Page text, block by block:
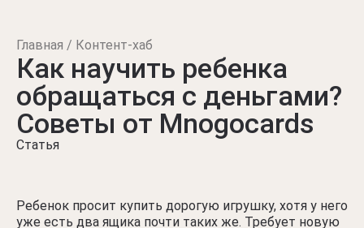
Главная Контент-хаб
Как научить ребенка
обращаться с деньгами?
Советы от Mnogocards
Статья
Ребенок просит купить дорогую игрушку, хотя у него
уже есть два ящика почти таких же. Требует новую